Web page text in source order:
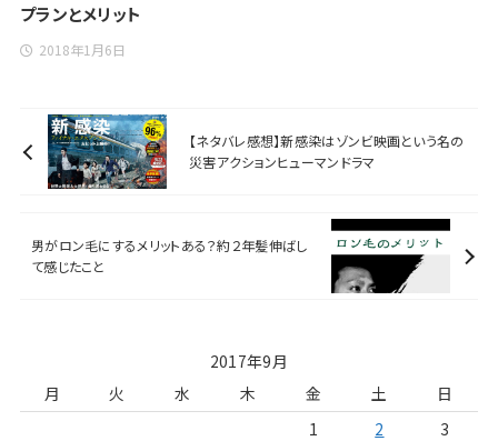
プランとメリット
2018年1月6日
【ネタバレ感想】新感染はゾンビ映画という名の
災害アクションヒューマンドラマ
男がロン毛にするメリットある？約２年髪伸ばし
て感じたこと
2017年9月
月
火 水 木 金 土
日
1
2
3